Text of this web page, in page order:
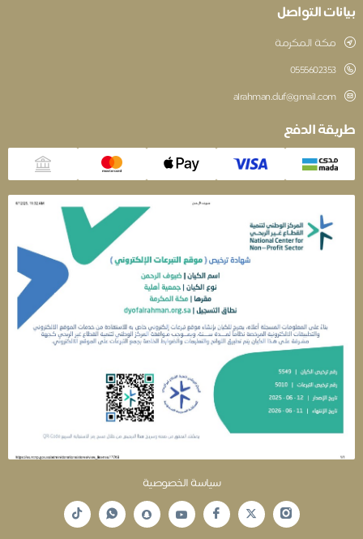
التواصل
مكة المكرمة
‎0555602353
alrahman.duf@gmail.com
الدفع
سياسة الخصوصية